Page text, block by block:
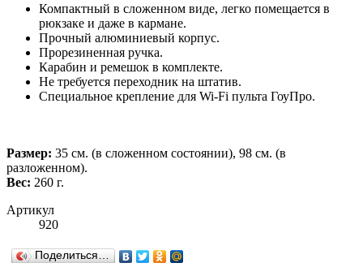
Компактный в сложенном виде, легко помещается в
рюкзаке и даже в кармане.
Прочный алюминиевый корпус.
Прорезиненная ручка.
Карабин и ремешок в комплекте.
Не требуется переходник на штатив.
Специальное крепление для Wi-Fi пульта ГоуПро.
Размер: 35 см. (в сложенном состоянии), 98 см. (в
разложенном).
Вес: 260 г.
Артикул
920
Поделиться…